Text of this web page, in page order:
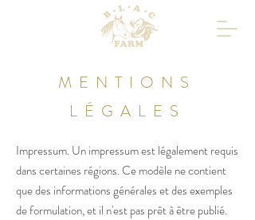
MENTIONS
LÉGALES
Impressum. Un impressum est légalement requis
dans certaines régions. Ce modèle ne contient
que des informations générales et des exemples
de formulation, et il n'est pas prêt à être publié.